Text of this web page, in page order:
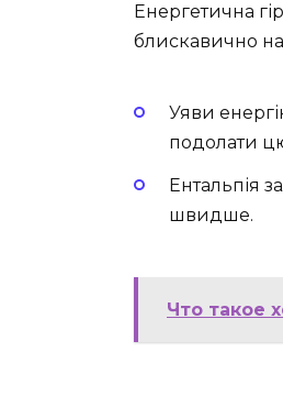
Енергетична
блискавично
Уяви
подолати
Ентальпія
швидше.
Что такое